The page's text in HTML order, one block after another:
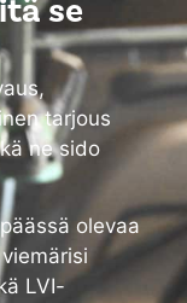
se
tarjous
ne sido
olevaa
LVI-